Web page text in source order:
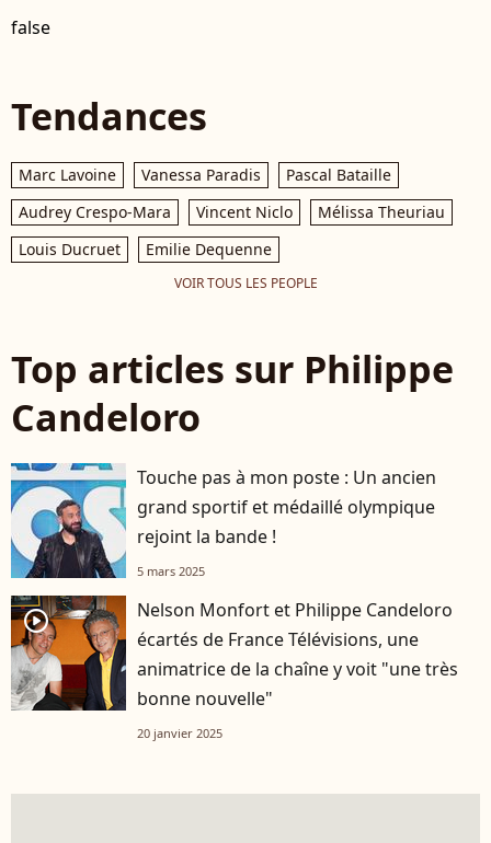
false
Tendances
Marc Lavoine Vanessa Paradis
Pascal Bataille
Audrey Crespo-Mara
Vincent Niclo
Mélissa Theuriau
Louis Ducruet
Emilie Dequenne
VOIR TOUS LES PEOPLE
Top articles sur Philippe
Candeloro
Touche pas à mon poste : Un ancien
grand sportif et médaillé olympique
rejoint la bande !
5 mars 2025
player2
Nelson Monfort et Philippe Candeloro
écartés de France Télévisions, une
animatrice de la chaîne y voit "une très
bonne nouvelle"
20 janvier 2025